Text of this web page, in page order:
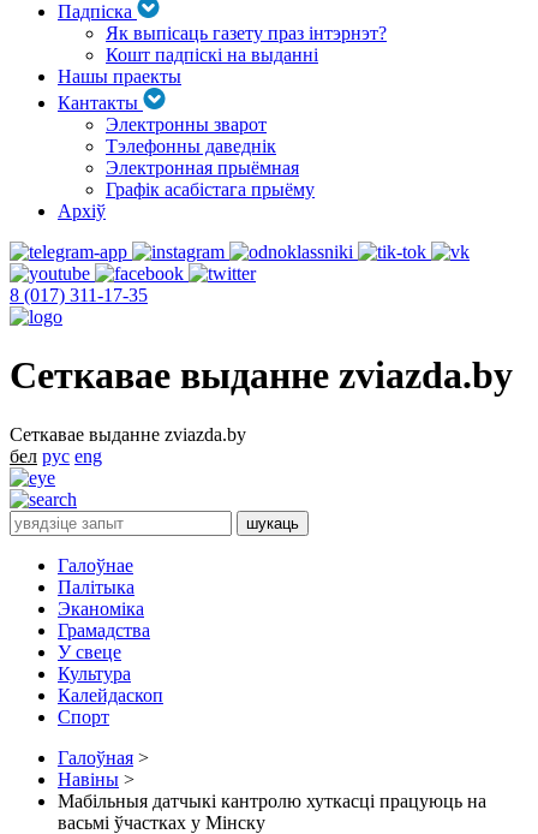
Падпіска
Як выпісаць газету праз інтэрнэт?
Кошт падпіскі на выданні
Нашы праекты
Кантакты
Электронны зварот
Тэлефонны даведнік
Электронная прыёмная
Графік асабістага прыёму
Архіў
8 (017) 311-17-35
Сеткавае выданне zviazda.by
Сеткавае выданне zviazda.by
бел рус eng
Галоўнае
Палітыка
Эканоміка
Грамадства
У свеце
Культура
Калейдаскоп
Спорт
Галоўная >
Навіны >
Мабільныя датчыкі кантролю хуткасці працуюць на
васьмі ўчастках у Мінску